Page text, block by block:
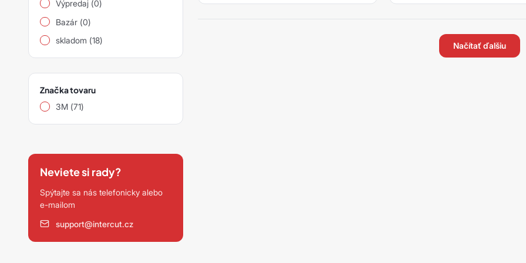
siawat
Ostatní
Výpredaj (0)
Bazár (0)
skladom (18)
Značka tovaru
3M (71)
Neviete si rady?
Spýtajte sa nás telefonicky alebo
e-mailom
support@intercut.cz
načítať ďalšiu